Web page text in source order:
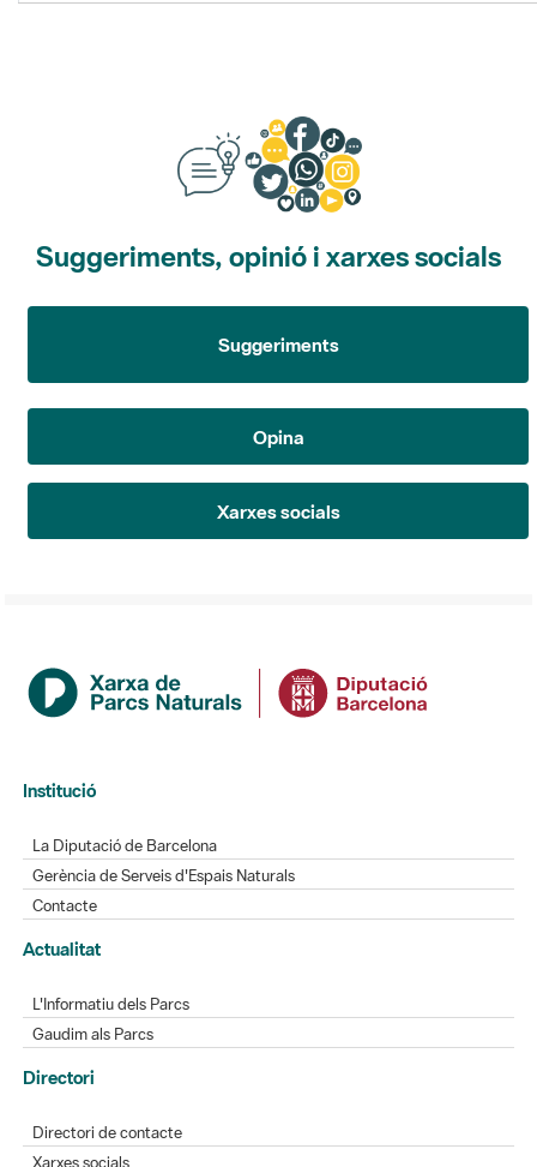
Suggeriments, opinió i xarxes socials
Suggeriments
Opina
Xarxes socials
Institució
La Diputació de Barcelona
Gerència de Serveis d'Espais Naturals
Contacte
Actualitat
L'Informatiu dels Parcs
Gaudim als Parcs
Directori
Directori de contacte